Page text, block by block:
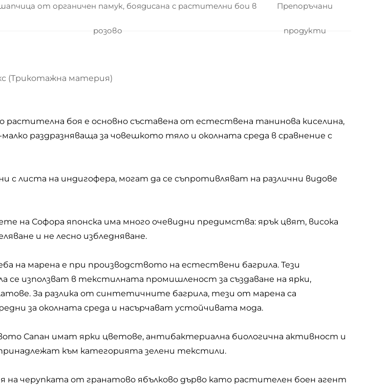
от органичен памук, боядисана с растителни бои в
розово
Препоръчани
продукти
(Трикотажна материя)
растителна боя е основно съставена от естествена танинова киселина,
раздразняваща за човешкото тяло и околната среда в сравнение с
с листа на индигофера, могат да се съпротивляват на различни видове
на Софора японска има много очевидни предимства: ярък цвят, висока
и не лесно избледняване.
на марена е при производството на естествени багрила. Тези
се използват в текстилната промишленост за създаване на ярки,
За разлика от синтетичните багрила, тези от марена са
за околната среда и насърчават устойчивата мода.
Сапан имат ярки цветове, антибактериална биологична активност и
към категорията зелени текстили.
на черупката от гранатово ябълково дърво като растителен боен агент